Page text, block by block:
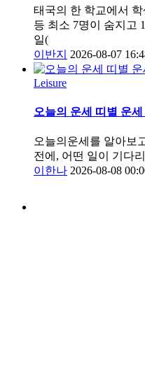
태국의 한 학교에서
등 최소 7명이 숨지고
일(
이반지 2026-08-07
Leisure
오늘의 운세 띠별 운세
오늘의운세를 알아보
전에, 어떤 일이 기다
이한나 2026-08-08